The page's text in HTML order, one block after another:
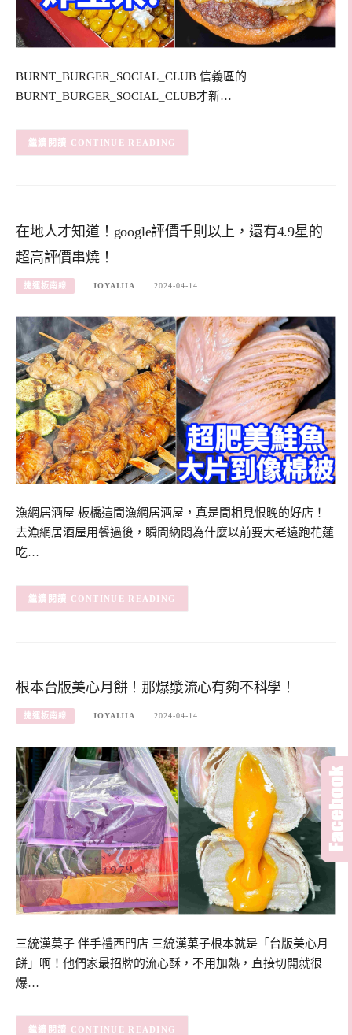
BURNT_BURGER_SOCIAL_CLUB 信義區的
BURNT_BURGER_SOCIAL_CLUB才新…
CONTINUE READING
在地人才知道！google評價千則以上，還有4.9星的
超高評價串燒！
捷運板南線 JOYAIJIA 2024-04-14
漁網居酒屋 板橋這間漁網居酒屋，真是間相見恨晚的好店！
去漁網居酒屋用餐過後，瞬間納悶為什麼以前要大老遠跑花蓮
吃…
CONTINUE READING
根本台版美心月餅！那爆漿流心有夠不科學！
捷運板南線 JOYAIJIA 2024-04-14
三統漢菓子 伴手禮西門店 三統漢菓子根本就是「台版美心月
餅」啊！他們家最招牌的流心酥，不用加熱，直接切開就很
爆…
CONTINUE READING